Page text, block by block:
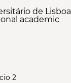
de Lisboa
academic
2